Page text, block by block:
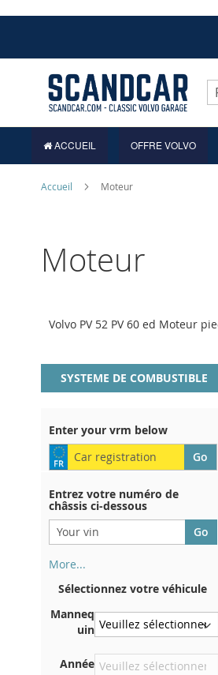
contenu
ACCUEIL OFFRE VOLVO
Accueil Moteur
Moteur
Volvo PV 52 PV 60 ed Moteur
SYSTEME DE COMBUSTIBLE
Enter your vrm below
Entrez votre numéro de
châssis ci-dessous
More...
au dos de votre certificat
d'immatriculation. Et aussi
dans la voiture
Sur la plaque inférieure du
siège avant droit
Sélectionnez votre véhicule
Manneq
uin
Année